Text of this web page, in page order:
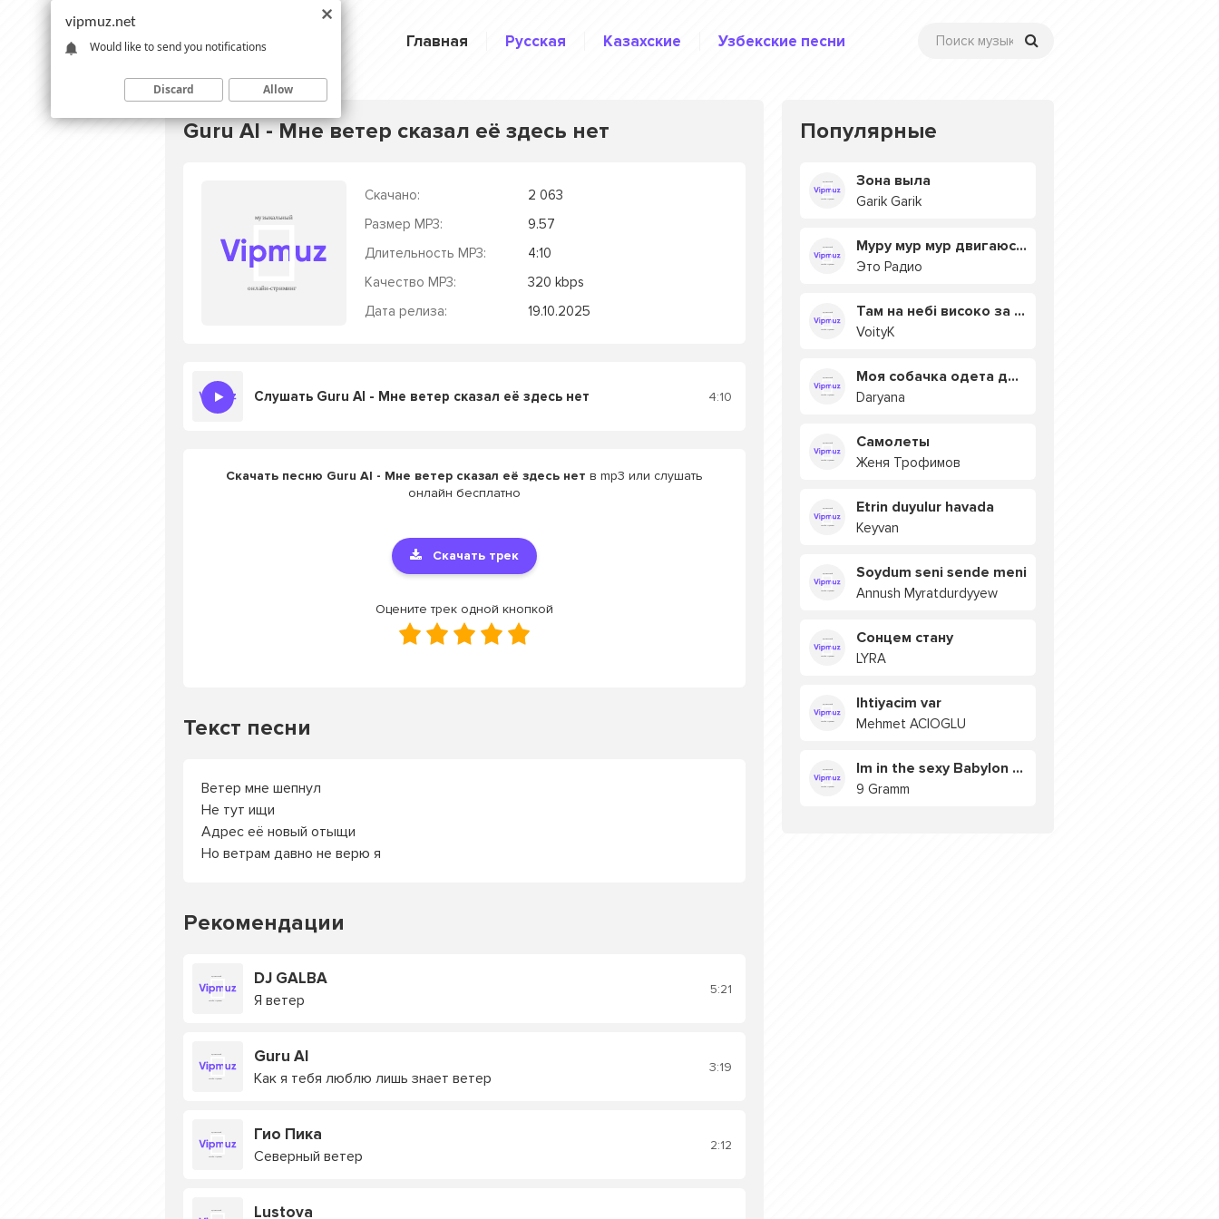
Главная Русская Казахские Узбекские песни
Guru AI - Мне ветер сказал её здесь нет
Скачано:
2 063
Размер MP3:
9.57
Длительность MP3:
4:10
Качество MP3:
320 kbps
Дата релиза:
19.10.2025
Слушать Guru AI - Мне ветер сказал её здесь нет 4:10
Скачать песню Guru AI - Мне ветер сказал её здесь нет в mp3 или слушать
онлайн бесплатно
Скачать трек
Оцените трек одной кнопкой
Текст песни
Ветер мне шепнул
Не тут ищи
Адрес её новый отыщи
Но ветрам давно не верю я
Рекомендации
DJ GALBA
Я ветер
5:21
Guru AI
Как я тебя люблю лишь знает ветер
3:19
Гио Пика
Северный ветер
2:12
Lustova
Популярные
Зона выла
Garik Garik
Муру мур мур двигаюсь на мурмулях
Это Радио
Там на небі високо за хмарами
VoityK
Моя собачка одета дороже тебя
Daryana
Самолеты
Женя Трофимов
Etrin duyulur havada
Keyvan
Soydum seni sende meni
Annush Myratdurdyyew
Сонцем стану
LYRA
Ihtiyacim var
Mehmet ACIOGLU
Im in the sexy Babylon БУЯ
9 Gramm
vipmuz.net
Would like to send you notifications
Discard Allow